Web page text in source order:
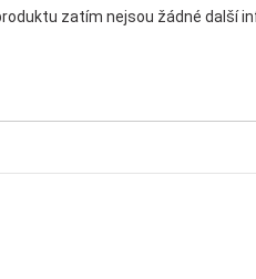
zatím nejsou žádné další